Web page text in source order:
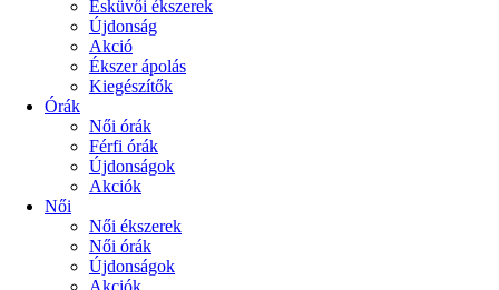
Esküvői ékszerek
Újdonság
Akció
Ékszer ápolás
Kiegészítők
Órák
Női órák
Férfi órák
Újdonságok
Akciók
Női
Női ékszerek
Női órák
Újdonságok
Akciók